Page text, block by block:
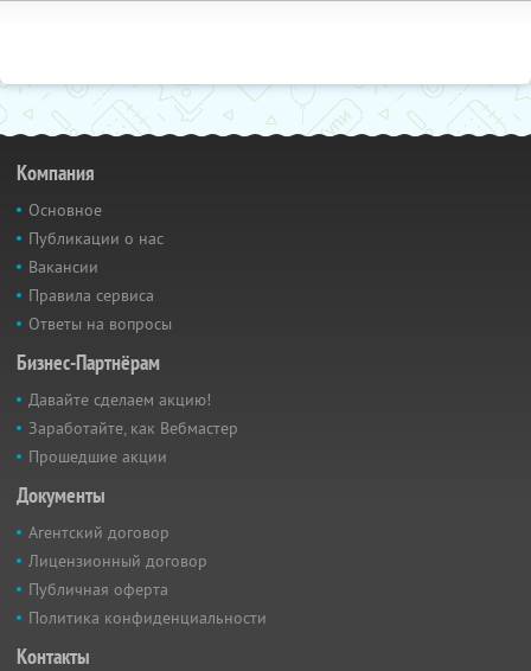
Компания
Основное
Публикации о нас
Вакансии
Правила сервиса
Ответы на вопросы
Бизнес-Партнёрам
Давайте сделаем акцию!
Заработайте, как Вебмастер
Прошедшие акции
Документы
Агентский договор
Лицензионный договор
Публичная оферта
Политика конфиденциальности
Контакты